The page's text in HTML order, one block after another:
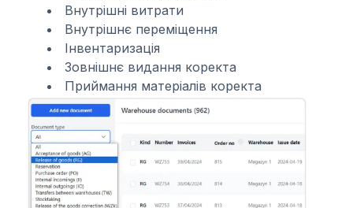
Внутрішні витрати
Внутрішнє переміщення
Інвентаризація
Зовнішнє видання коректа
Приймання матеріалів коректа